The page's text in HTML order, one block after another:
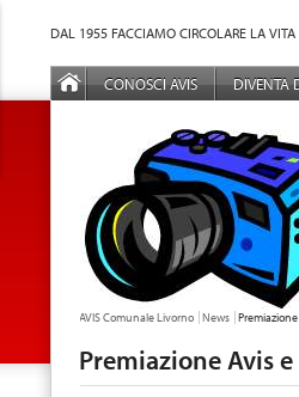
DAL 1955 FACCIAMO CIRCOLARE LA
MENÙ PRINCIPALE
CONOSCI AVIS DIVENTA
TU SEI QUI:
AVIS Comunale Livorno News
Premiazione Avis